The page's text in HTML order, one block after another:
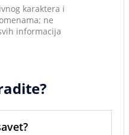
karaktera i
ne
informacija